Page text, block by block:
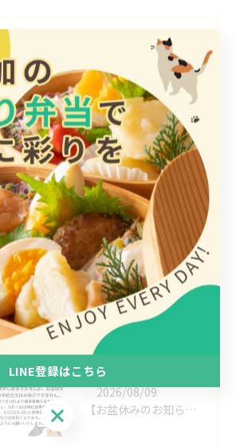
カテゴリー Categories
全てのカテゴリー
日替わり
惣菜
手作り
ヘルシー
1人
最近の投稿 Recent Posts
2026/08/09
【お盆休みのお知らせ】
LINE登録はこちら
LINE登録はこちら